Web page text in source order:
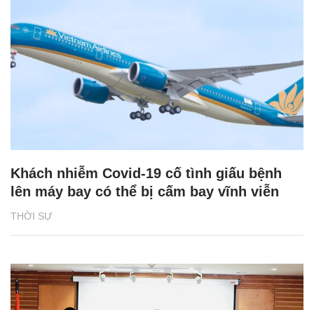
THỜI SỰ
Khách nhiễm Covid-19 cố tình giấu bệnh
lên máy bay có thể bị cấm bay vĩnh viễn